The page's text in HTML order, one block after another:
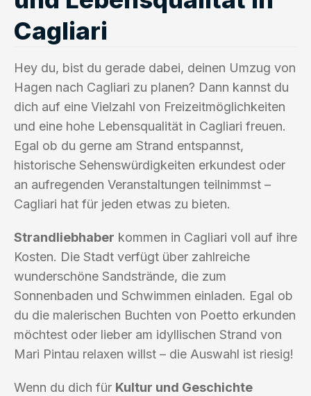
Cagliari
Hey du, bist du gerade dabei, deinen Umzug von
Hagen nach Cagliari zu planen? Dann kannst du
dich auf eine Vielzahl von Freizeitmöglichkeiten
und eine hohe Lebensqualität in Cagliari freuen.
Egal ob du gerne am Strand entspannst,
historische Sehenswürdigkeiten erkundest oder
an aufregenden Veranstaltungen teilnimmst –
Cagliari hat für jeden etwas zu bieten.
Strandliebhaber kommen in Cagliari voll auf ihre
Kosten. Die Stadt verfügt über zahlreiche
wunderschöne Sandstrände, die zum
Sonnenbaden und Schwimmen einladen. Egal ob
du die malerischen Buchten von Poetto erkunden
möchtest oder lieber am idyllischen Strand von
Mari Pintau relaxen willst – die Auswahl ist riesig!
Wenn du dich für Kultur und Geschichte